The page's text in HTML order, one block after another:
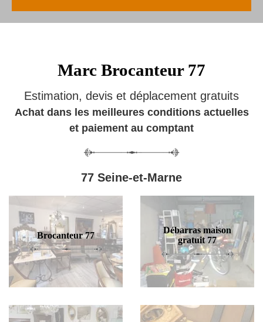
Marc Brocanteur 77
Estimation, devis et déplacement gratuits
Achat dans les meilleures conditions actuelles
et paiement au comptant
77 Seine-et-Marne
Brocanteur 77
Débarras maison
gratuit 77